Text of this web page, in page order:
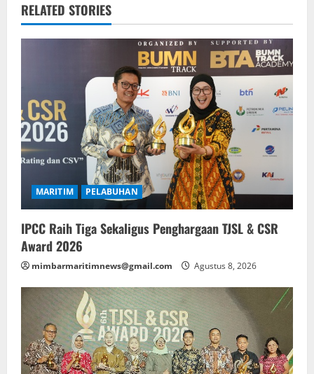
RELATED STORIES
MARITIM PELABUHAN
IPCC Raih Tiga Sekaligus Penghargaan TJSL & CSR
Award 2026
mimbarmaritimnews@gmail.com Agustus 8, 2026